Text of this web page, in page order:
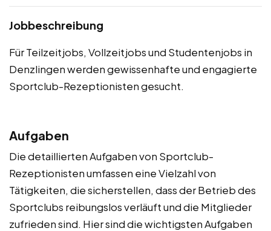
Jobbeschreibung
Für Teilzeitjobs, Vollzeitjobs und Studentenjobs in
Denzlingen werden gewissenhafte und engagierte
Sportclub-Rezeptionisten gesucht.
Aufgaben
Die detaillierten Aufgaben von Sportclub-
Rezeptionisten umfassen eine Vielzahl von
Tätigkeiten, die sicherstellen, dass der Betrieb des
Sportclubs reibungslos verläuft und die Mitglieder
zufrieden sind. Hier sind die wichtigsten Aufgaben